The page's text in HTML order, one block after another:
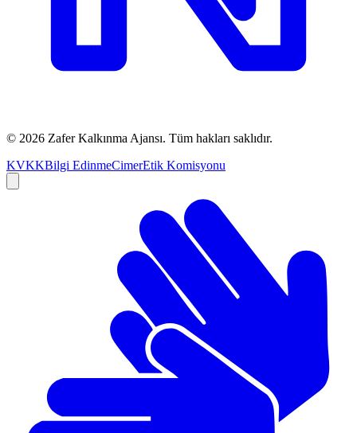
© 2026 Zafer Kalkınma Ajansı. Tüm hakları saklıdır.
KVKKBilgi EdinmeCimerEtik Komisyonu